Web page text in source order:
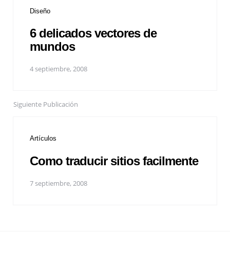
Diseño
6 delicados vectores de
mundos
4 septiembre, 2008
Siguiente Publicación
Artículos
Como traducir sitios facilmente
7 septiembre, 2008